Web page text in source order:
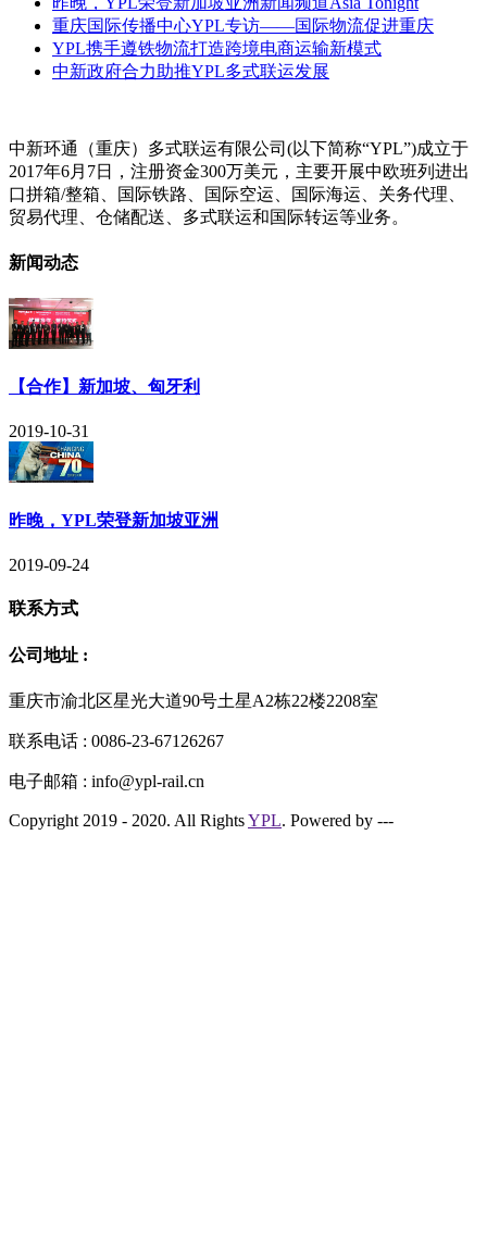
重庆国际传播中心YPL专访——国际物流促进重庆
YPL携手遵铁物流打造跨境电商运输新模式
中新政府合力助推YPL多式联运发展
中新环通（重庆）多式联运有限公司(以下简称“YPL”)成立于
2017年6月7日，注册资金300万美元，主要开展中欧班列进出
口拼箱/整箱、国际铁路、国际空运、国际海运、关务代理、
贸易代理、仓储配送、多式联运和国际转运等业务。
新闻动态
【合作】新加坡、匈牙利
2019-10-31
昨晚，YPL荣登新加坡亚洲
2019-09-24
联系方式
公司地址 :
重庆市渝北区星光大道90号土星A2栋22楼2208室
联系电话 : 0086-23-67126267
电子邮箱 : info@ypl-rail.cn
Copyright 2019 - 2020. All RightsYPL. Powered by ---